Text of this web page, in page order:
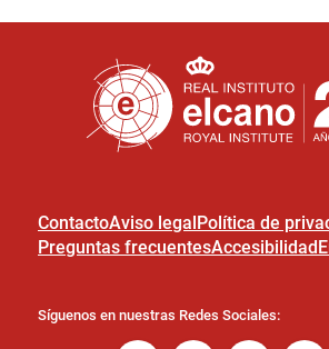
ContactoAviso legalPolítica de
Preguntas frecuentesAccesibilidad
Síguenos en nuestras Redes Sociales: